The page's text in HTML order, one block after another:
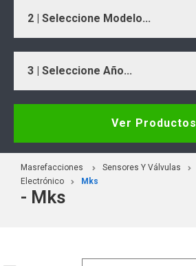
2 | Seleccione Modelo...
3 | Seleccione Año...
Ver Productos
Masrefacciones Sensores Y Válvulas
Electrónico
Mks
- Mks